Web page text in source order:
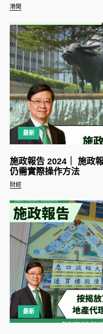
港聞
最新
財經
施政報告 2024｜ 施政
仍需實際操作方法
最新